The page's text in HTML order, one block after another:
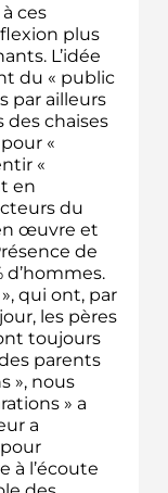
ces
plus
L’idée
du « public
par ailleurs
des chaises
«
«
en
du
œuvre et
de
qui ont, par
les pères
toujours
parents
», nous
» a
a
à l’écoute